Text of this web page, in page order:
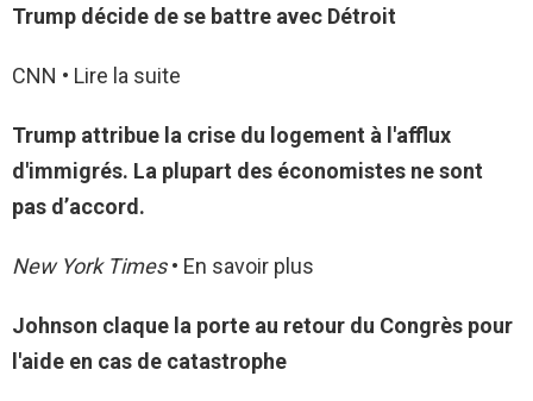
Trump décide de se battre avec Détroit
CNN • Lire la suite
Trump attribue la crise du logement à l'afflux
d'immigrés. La plupart des économistes ne sont
pas d’accord.
New York Times• En savoir plus
Johnson claque la porte au retour du Congrès pour
l'aide en cas de catastrophe